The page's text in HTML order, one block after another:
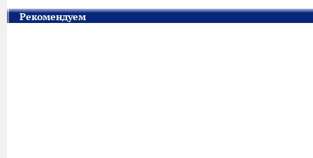
Рекомендуем